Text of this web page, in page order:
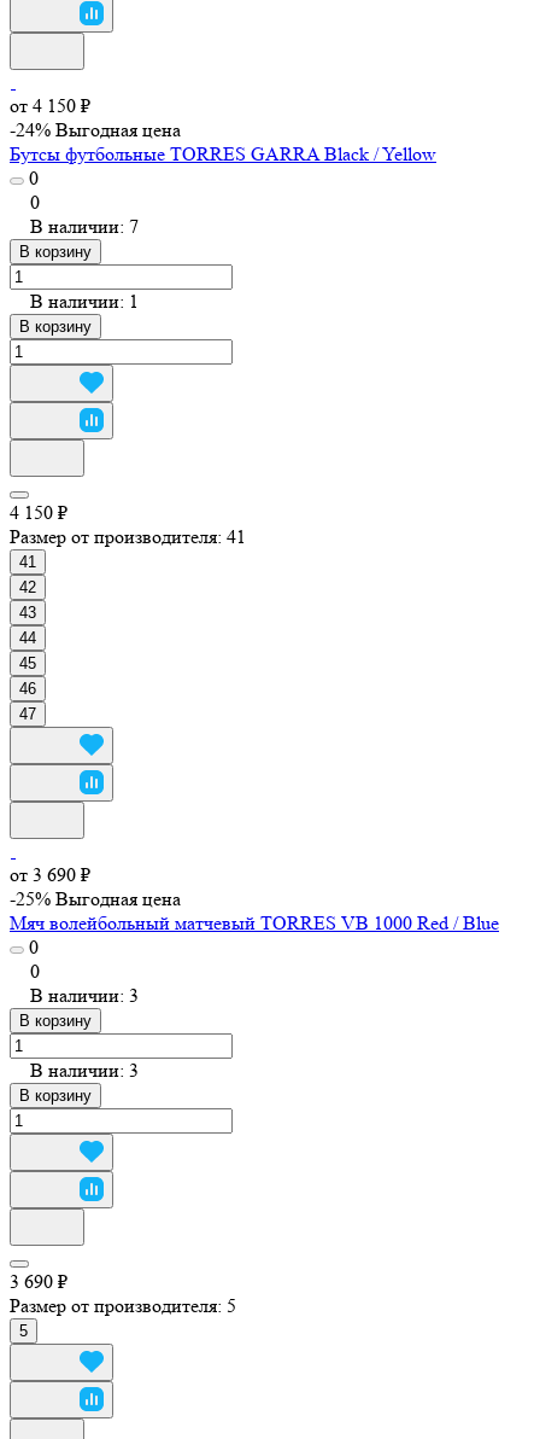
от 4 150 ₽
-24% Выгодная цена
Бутсы футбольные TORRES GARRA Black / Yellow
0
0
В наличии: 7
В корзину
В наличии: 1
В корзину
4 150 ₽
Размер от производителя: 41
41
42
43
44
45
46
47
от 3 690 ₽
-25% Выгодная цена
Мяч волейбольный матчевый TORRES VB 1000 Red / Blue
0
0
В наличии: 3
В корзину
В наличии: 3
В корзину
3 690 ₽
Размер от производителя: 5
5